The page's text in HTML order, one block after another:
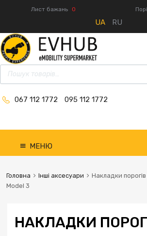
Лист бажань 0
UA RU
067 112 1772 095 112 1772
МЕНЮ
Головна Інші аксесуари
Накладки порогів
Model 3
НАКЛАДКИ